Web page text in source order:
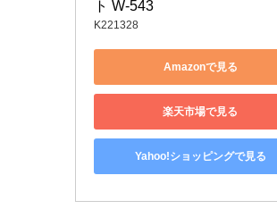
ト W-543
K221328
Amazonで見る
楽天市場で見る
Yahoo!ショッピングで見る